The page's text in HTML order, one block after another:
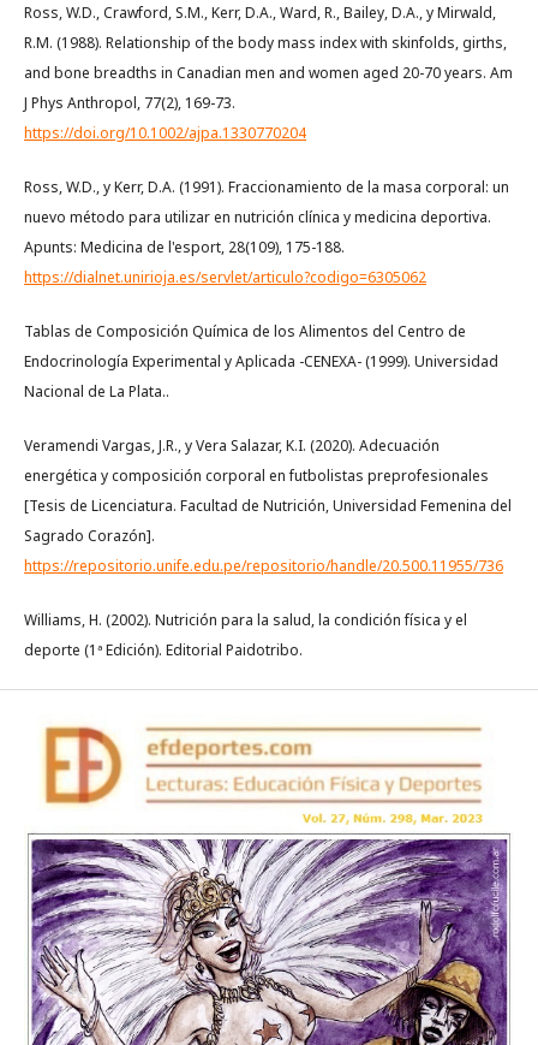
Ross, W.D., Crawford, S.M., Kerr, D.A., Ward, R., Bailey, D.A., y Mirwald,
R.M. (1988). Relationship of the body mass index with skinfolds, girths,
and bone breadths in Canadian men and women aged 20-70 years. Am
J Phys Anthropol, 77(2), 169-73.
https://doi.org/10.1002/ajpa.1330770204
Ross, W.D., y Kerr, D.A. (1991). Fraccionamiento de la masa corporal: un
nuevo método para utilizar en nutrición clínica y medicina deportiva.
Apunts: Medicina de l'esport, 28(109), 175-188.
https://dialnet.unirioja.es/servlet/articulo?codigo=6305062
Tablas de Composición Química de los Alimentos del Centro de
Endocrinología Experimental y Aplicada -CENEXA- (1999). Universidad
Nacional de La Plata..
Veramendi Vargas, J.R., y Vera Salazar, K.I. (2020). Adecuación
energética y composición corporal en futbolistas preprofesionales
[Tesis de Licenciatura. Facultad de Nutrición, Universidad Femenina del
Sagrado Corazón].
https://repositorio.unife.edu.pe/repositorio/handle/20.500.11955/736
Williams, H. (2002). Nutrición para la salud, la condición física y el
deporte (1ª Edición). Editorial Paidotribo.